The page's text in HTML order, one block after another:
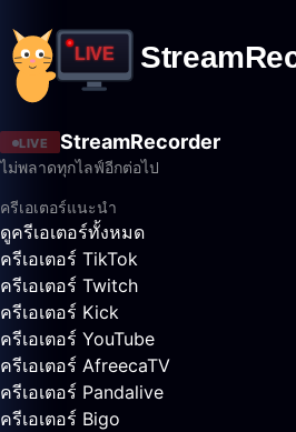
LIVE StreamRecorder
ไม่พลาดทุกไลฟ์อีกต่อไป
ครีเอเตอร์แนะนำ
ดูครีเอเตอร์ทั้งหมด
ครีเอเตอร์ TikTok
ครีเอเตอร์ Twitch
ครีเอเตอร์ Kick
ครีเอเตอร์ YouTube
ครีเอเตอร์ AfreecaTV
ครีเอเตอร์ Pandalive
ครีเอเตอร์ Bigo